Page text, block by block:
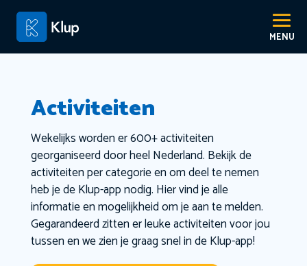
Activiteiten
Wekelijks worden er 600+ activiteiten
georganiseerd door heel Nederland. Bekijk de
activiteiten per categorie en om deel te nemen
heb je de Klup-app nodig. Hier vind je alle
informatie en mogelijkheid om je aan te melden.
Gegarandeerd zitten er leuke activiteiten voor jou
tussen en we zien je graag snel in de Klup-app!